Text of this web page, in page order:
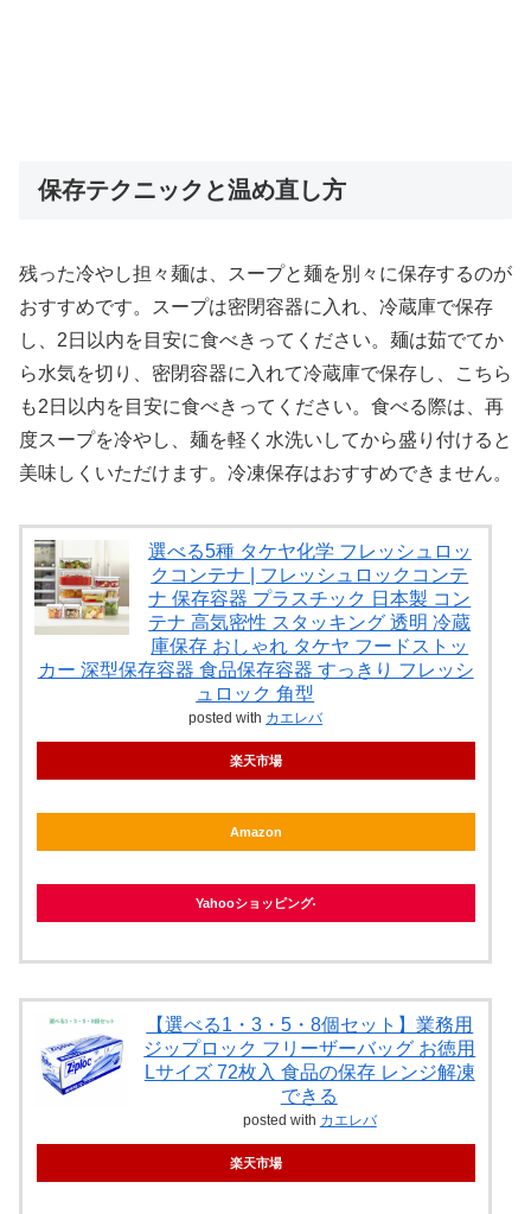
保存テクニックと温め直し方
残った冷やし担々麺は、スープと麺を別々に保存するのが
おすすめです。スープは密閉容器に入れ、冷蔵庫で保存
し、2日以内を目安に食べきってください。麺は茹でてか
ら水気を切り、密閉容器に入れて冷蔵庫で保存し、こちら
も2日以内を目安に食べきってください。食べる際は、再
度スープを冷やし、麺を軽く水洗いしてから盛り付けると
美味しくいただけます。冷凍保存はおすすめできません。
選べる5種 タケヤ化学 フレッシュロッ
クコンテナ | フレッシュロックコンテ
ナ 保存容器 プラスチック 日本製 コン
テナ 高気密性 スタッキング 透明 冷蔵
庫保存 おしゃれ タケヤ フードストッ
カー 深型保存容器 食品保存容器 すっきり フレッシ
ュロック 角型
posted with カエレバ
楽天市場
Amazon
Yahooショッピング
【選べる1・3・5・8個セット】業務用
ジップロック フリーザーバッグ お徳用
Lサイズ 72枚入 食品の保存 レンジ解凍
できる
posted with カエレバ
楽天市場